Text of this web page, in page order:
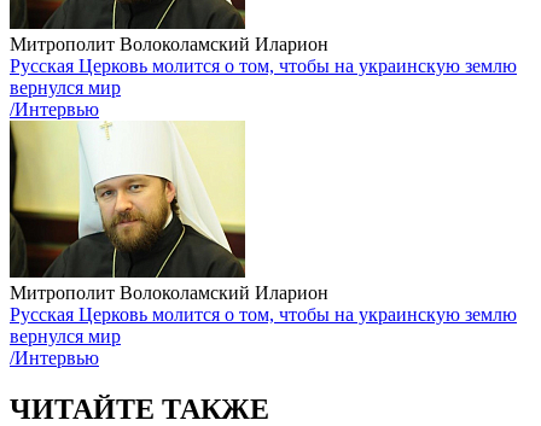
Митрополит Волоколамский Иларион
Русская Церковь молится о том, чтобы на украинскую землю
вернулся мир
/Интервью
Митрополит Волоколамский Иларион
Русская Церковь молится о том, чтобы на украинскую землю
вернулся мир
/Интервью
ЧИТАЙТЕ ТАКЖЕ